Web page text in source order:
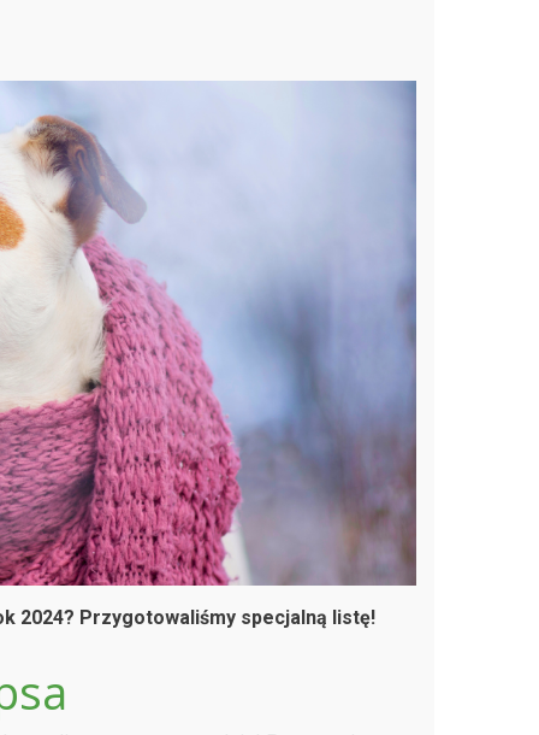
2024? Przygotowaliśmy specjalną listę!